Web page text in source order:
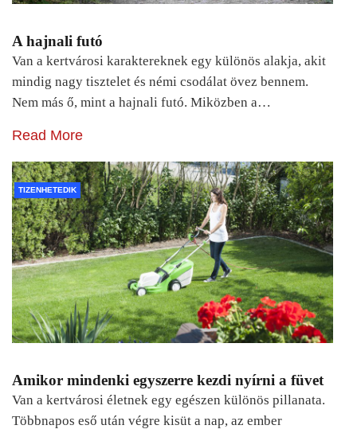
A hajnali futó
Van a kertvárosi karaktereknek egy különös alakja, akit
mindig nagy tisztelet és némi csodálat övez bennem.
Nem más ő, mint a hajnali futó. Miközben a…
Read More
TIZENHETEDIK
Amikor mindenki egyszerre kezdi nyírni a füvet
Van a kertvárosi életnek egy egészen különös pillanata.
Többnapos eső után végre kisüt a nap, az ember